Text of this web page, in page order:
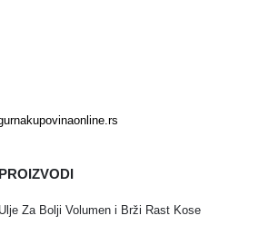
Za Bolji Volumen i Brži Rast Kose